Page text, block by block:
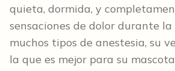
quieta, dormida, y
sensaciones de dolor durante
muchos tipos de anestesia, su
la que es mejor para su